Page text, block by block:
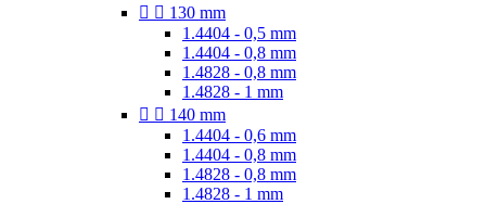
  130 mm
1.4404 - 0,5 mm
1.4404 - 0,8 mm
1.4828 - 0,8 mm
1.4828 - 1 mm
  140 mm
1.4404 - 0,6 mm
1.4404 - 0,8 mm
1.4828 - 0,8 mm
1.4828 - 1 mm